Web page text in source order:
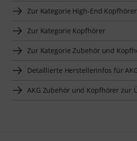
Zur Kategorie High-End Kopfhörer
Zur Kategorie Kopfhörer
Zur Kategorie Zubehör und
Detaillierte Herstellerinfos für
AKG Zubehör und Kopfhörer zur